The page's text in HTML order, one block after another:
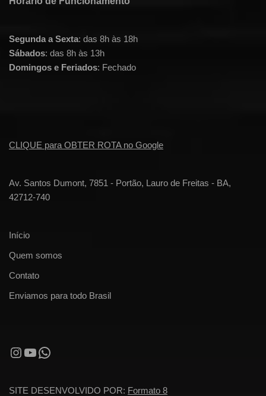
Segunda a Sexta: das 8h às 18h
Sábados: das 8h às 13h
Domingos e Feriados: Fechado
CLIQUE para OBTER ROTA no Google
Av. Santos Dumont, 7851 - Portão, Lauro de Freitas - BA,
42712-740
Início
Quem somos
Contato
Enviamos para todo Brasil
SITE DESENVOLVIDO POR: Formato 8